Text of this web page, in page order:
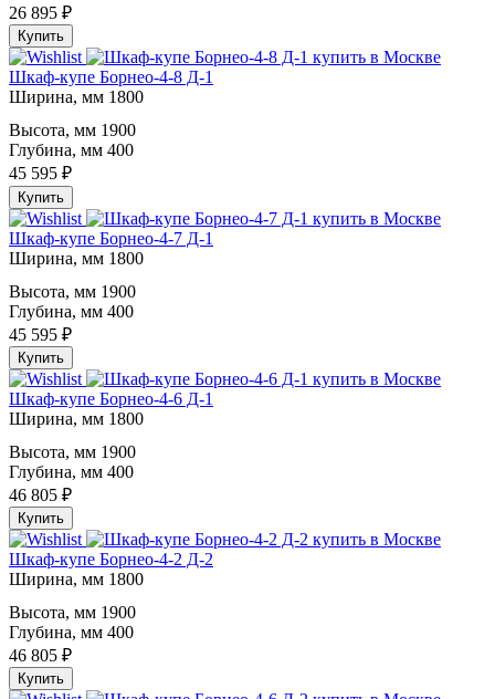
26 895 ₽
Купить
Шкаф-купе Борнео-4-8 Д-1
Ширина, мм 1800
Высота, мм 1900
Глубина, мм 400
45 595 ₽
Купить
Шкаф-купе Борнео-4-7 Д-1
Ширина, мм 1800
Высота, мм 1900
Глубина, мм 400
45 595 ₽
Купить
Шкаф-купе Борнео-4-6 Д-1
Ширина, мм 1800
Высота, мм 1900
Глубина, мм 400
46 805 ₽
Купить
Шкаф-купе Борнео-4-2 Д-2
Ширина, мм 1800
Высота, мм 1900
Глубина, мм 400
46 805 ₽
Купить